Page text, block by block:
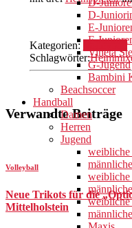
D-
D-
E-
F-
Vineta
G-Jugend
Bambini
Beachsoccer
Handball
Damen
Herren
Jugend
weibliche
weibliche
weibliche
Kategorien:
Schlagwörter:Heim
Verwandte Beiträge
Volleyball
Neue Trikots für die
Mittelholstein